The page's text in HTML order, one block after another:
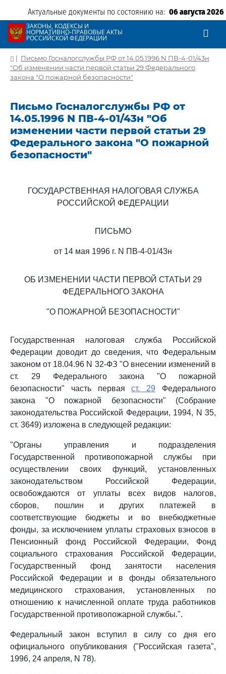
Актуальные документы по состоянию на: 06 августа 2026
ЗАКОНЫ, КОДЕКСЫ И
НОРМАТИВНО-ПРАВОВЫЕ АКТЫ
РОССИЙСКОЙ ФЕДЕРАЦИИ
| Письмо Госналогслужбы РФ от 14.05.1996 N ПВ-4-01/43н
"Об изменении части первой статьи 29 Федерального
закона "О пожарной безопасности"
Письмо Госналогслужбы РФ от
14.05.1996 N ПВ-4-01/43н "Об
изменении части первой статьи 29
Федерального закона "О пожарной
безопасности"
ГОСУДАРСТВЕННАЯ НАЛОГОВАЯ СЛУЖБА
РОССИЙСКОЙ ФЕДЕРАЦИИ
ПИСЬМО
от 14 мая 1996 г. N ПВ-4-01/43н
ОБ ИЗМЕНЕНИИ ЧАСТИ ПЕРВОЙ СТАТЬИ 29
ФЕДЕРАЛЬНОГО ЗАКОНА
"О ПОЖАРНОЙ БЕЗОПАСНОСТИ"
Государственная налоговая служба Российской
Федерации доводит до сведения, что Федеральным
законом от 18.04.96 N 32-ФЗ "О внесении изменений в
ст. 29 Федерального закона "О пожарной
безопасности" часть перваяст. 29 Федерального
закона "О пожарной безопасности" (Собрание
законодательства Российской Федерации, 1994, N 35,
ст. 3649) изложена в следующей редакции:
"Органы управления и подразделения
Государственной противопожарной службы при
осуществлении своих функций, установленных
законодательством Российской Федерации,
освобождаются от уплаты всех видов налогов,
сборов, пошлин и других платежей в
соответствующие бюджеты и во внебюджетные
фонды, за исключением уплаты страховых взносов в
Пенсионный фонд Российской Федерации, Фонд
социального страхования Российской Федерации,
Государственный фонд занятости населения
Российской Федерации и в фонды обязательного
медицинского страхования, установленных по
отношению к начисленной оплате труда работников
Государственной противопожарной службы.".
Федеральный закон вступил в силу со дня его
официального опубликования ("Российская газета",
1996, 24 апреля, N 78).